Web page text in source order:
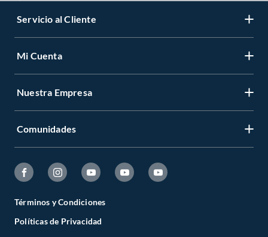
Servicio al Cliente
Mi Cuenta
Nuestra Empresa
Comunidades
Términos y Condiciones
Políticas de Privacidad